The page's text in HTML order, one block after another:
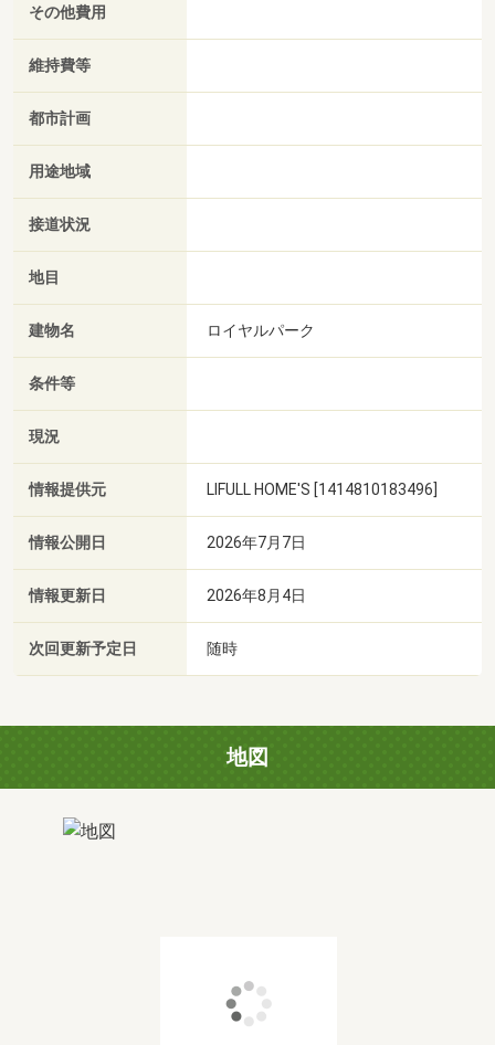
その他費用
維持費等
都市計画
用途地域
接道状況
地目
建物名 ロイヤルパーク
条件等
現況
情報提供元 LIFULL HOME'S [1414810183496]
情報公開日 2026年7月7日
情報更新日 2026年8月4日
次回更新予定日 随時
地図